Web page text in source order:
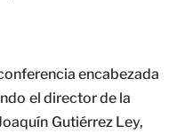
encabezada
el director de la
Gutiérrez Ley,